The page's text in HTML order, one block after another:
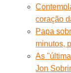
coração
Papa
minutos,
As
Jon